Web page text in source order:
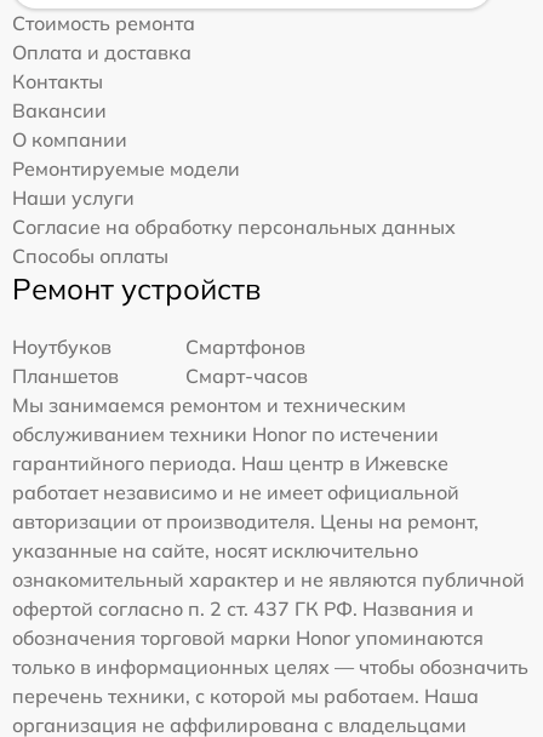
Стоимость ремонта
Оплата и доставка
Контакты
Вакансии
О компании
Ремонтируемые модели
Наши услуги
Согласие на обработку персональных данных
Способы оплаты
Ремонт устройств
Ноутбуков
Смартфонов
Планшетов
Смарт-часов
Мы занимаемся ремонтом и техническим
обслуживанием техники Honor по истечении
гарантийного периода. Наш центр в Ижевске
работает независимо и не имеет официальной
авторизации от производителя. Цены на ремонт,
указанные на сайте, носят исключительно
ознакомительный характер и не являются публичной
офертой согласно п. 2 ст. 437 ГК РФ. Названия и
обозначения торговой марки Honor упоминаются
только в информационных целях — чтобы обозначить
перечень техники, с которой мы работаем. Наша
организация не аффилирована с владельцами